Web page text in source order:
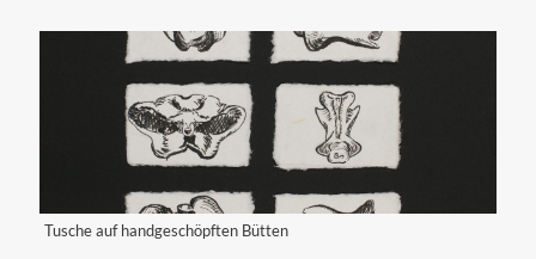
Tusche auf handgeschöpften Bütten